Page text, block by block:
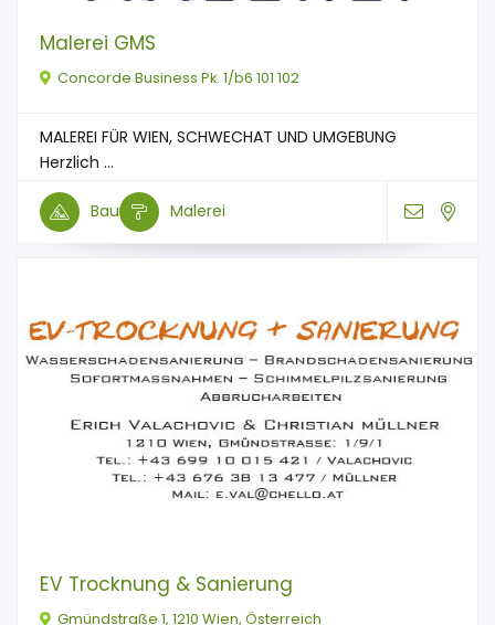
Malerei GMS
Concorde Business Pk. 1/b6 101 102
MALEREI FÜR WIEN, SCHWECHAT UND UMGEBUNG
Herzlich ...
Bau Malerei
EV Trocknung & Sanierung
Gmündstraße 1, 1210 Wien, Österreich